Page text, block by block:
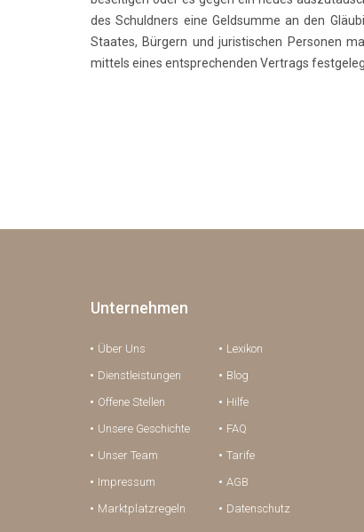
des Schuldners eine Geldsumme an den
Staates, Bürgern und juristischen Personen
mittels eines entsprechenden Vertrags
Unternehmen
Über Uns
Dienstleistungen
Offene Stellen
Unsere Geschichte
Unser Team
Impressum
Marktplatzregeln
Lexikon
Blog
Hilfe
FAQ
Tarife
AGB
Datenschutz